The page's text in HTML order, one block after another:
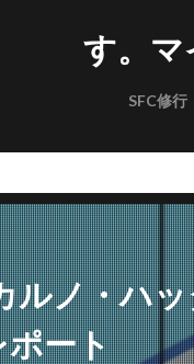
す。マ
SFC修行
ルノ・ハ
ポート